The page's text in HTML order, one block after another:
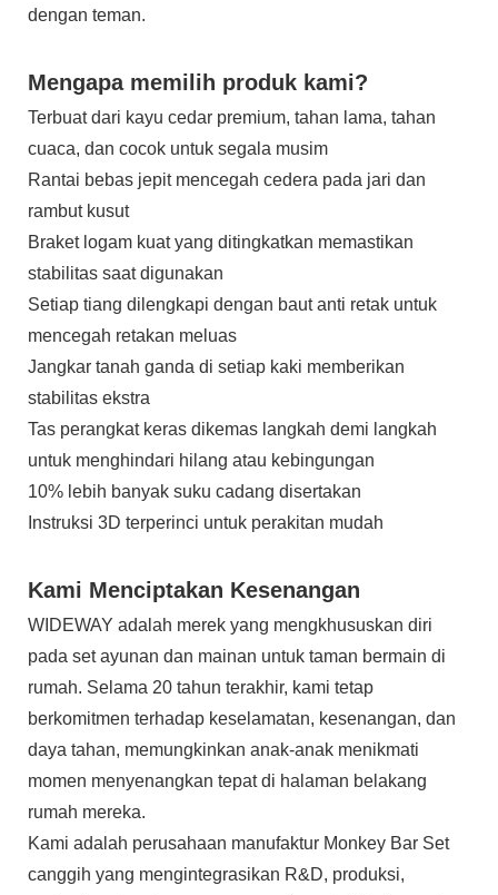
dengan teman.
Mengapa memilih produk kami?
Terbuat dari kayu cedar premium, tahan lama, tahan
cuaca, dan cocok untuk segala musim
Rantai bebas jepit mencegah cedera pada jari dan
rambut kusut
Braket logam kuat yang ditingkatkan memastikan
stabilitas saat digunakan
Setiap tiang dilengkapi dengan baut anti retak untuk
mencegah retakan meluas
Jangkar tanah ganda di setiap kaki memberikan
stabilitas ekstra
Tas perangkat keras dikemas langkah demi langkah
untuk menghindari hilang atau kebingungan
10% lebih banyak suku cadang disertakan
Instruksi 3D terperinci untuk perakitan mudah
Kami Menciptakan Kesenangan
WIDEWAY adalah merek yang mengkhususkan diri
pada set ayunan dan mainan untuk taman bermain di
rumah. Selama 20 tahun terakhir, kami tetap
berkomitmen terhadap keselamatan, kesenangan, dan
daya tahan, memungkinkan anak-anak menikmati
momen menyenangkan tepat di halaman belakang
rumah mereka.
Kami adalah perusahaan manufaktur Monkey Bar Set
canggih yang mengintegrasikan R&D, produksi,